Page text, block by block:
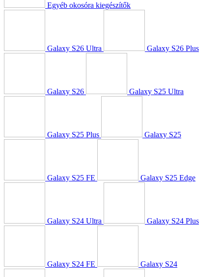
Egyéb okosóra kiegészítők
Galaxy S26 Ultra Galaxy S26 Plus
Galaxy S26 Galaxy S25 Ultra
Galaxy S25 Plus Galaxy S25
Galaxy S25 FE Galaxy S25 Edge
Galaxy S24 Ultra Galaxy S24 Plus
Galaxy S24 FE Galaxy S24